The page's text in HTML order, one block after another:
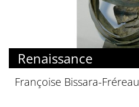
Renaissance
Françoise Bissara-Fréreau